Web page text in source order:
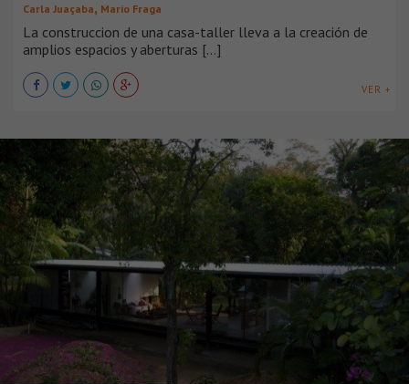
Carla Juaçaba, Mario Fraga
La construccion de una casa-taller lleva a la creación de
amplios espacios y aberturas [...]
VER +